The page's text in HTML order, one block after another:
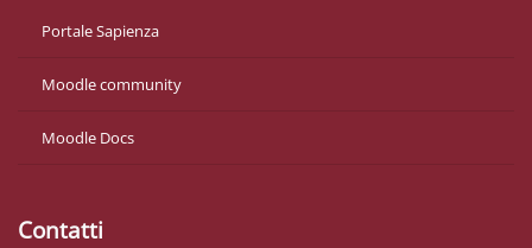
Portale Sapienza
Moodle community
Moodle Docs
Contatti